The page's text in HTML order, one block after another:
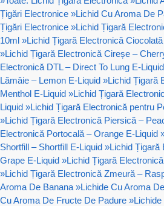
Țigări Electronice »Lichid Cu Aroma De
Țigări Electronice »Lichid Țigară
10ml »Lichid Țigară Electronică
»Lichid Țigară Electronică Cireșe –
Electronică DTL – Direct To Lung E-Liquid
Lămâie – Lemon E-Liquid »Lichid Țigară
Menthol E-Liquid »Lichid Țigară
Liquid »Lichid Țigară Electronică pentru
»Lichid Țigară Electronică Piersică –
Electronică Portocală – Orange E-Liquid
Shortfill – Shortfill E-Liquid »Lichid Țigară
Grape E-Liquid »Lichid Țigară
»Lichid Țigară Electronică Zmeură –
Aroma De Banana »Lichide Cu Aroma
Cu Aroma De Fructe De Padure »